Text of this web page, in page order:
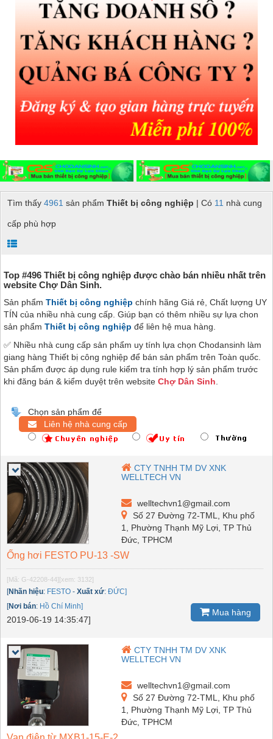
Tìm thấy 4961 sản phẩm Thiết bị công nghiệp | Có 11 nhà cung
cấp phù hợp
Top #496 Thiết bị công nghiệp được chào bán nhiều nhất trên
website Chợ Dân Sinh.
Sản phẩm Thiết bị công nghiệp chính hãng Giá rẻ, Chất lượng UY
TÍN của nhiều nhà cung cấp. Giúp bạn có thêm nhiều sự lựa chon
sản phẩm Thiết bị công nghiệp để liên hệ mua hàng.
✅ Nhiều nhà cung cấp sản phẩm uy tính lựa chọn Chodansinh làm
giang hàng Thiết bị công nghiệp để bán sản phẩm trên Toàn quốc.
Sản phẩm được áp dụng rule kiểm tra tính hợp lý sản phẩm trước
khi đăng bán & kiểm duyệt trên website Chợ Dân Sinh
Chọn sản phẩm để
Liên hệ nhà cung cấp
CTY TNHH TM DV XNK
WELLTECH VN
welltechvn1@gmail.com
Số 27 Đường 72-TML, Khu phố
1, Phường Thạnh Mỹ Lợi, TP Thủ
Đức, TPHCM
Ống hơi FESTO PU-13 -SW
[Mã: G-42208-44][xem: 3132]
[Nhãn hiệu: FESTO - Xuất xứ: ĐỨC]
[Nơi bán: Hồ Chí Minh]
2019-06-19 14:35:47]
Mua hàng
CTY TNHH TM DV XNK
WELLTECH VN
welltechvn1@gmail.com
Số 27 Đường 72-TML, Khu phố
1, Phường Thạnh Mỹ Lợi, TP Thủ
Đức, TPHCM